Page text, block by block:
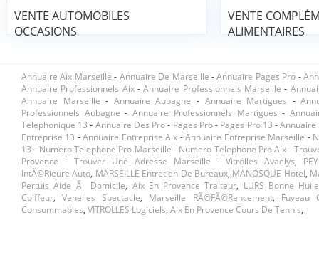
VENTE AUTOMOBILES
OCCASIONS
VENTE
ALIMENTAIRES
Annuaire Aix Marseille - Annuaire De Marseille -Annuaire Pages Pro -
Annuaire Professionnels Aix -Annuaire Professionnels Marseille -
Annuaire Marseille - Annuaire Aubagne - Annuaire Martigues -
Professionnels Aubagne -Annuaire Professionnels Martigues -
Telephonique 13 - Annuaire Des Pro- Pages Pro- Pages Pro 13 -Annuaire
Entreprise 13 -Annuaire Entreprise Aix -Annuaire Entreprise Marseille -
13 - Numero Telephone Pro Marseille - Numero Telephone Pro Aix-
Provence - Trouver Une Adresse Marseille -Vitrolles Avaelys,
IntÃ©rieure Auto, MARSEILLE Entretien De Bureaux, MANOSQUE Hotel,
Pertuis Aide Ã Domicile, Aix En Provence Traiteur, LURS Bonne
Coiffeur,Venelles Spectacle, Marseille RÃ©fÃ©rencement, Fuveau
Consommables, VITROLLES Logiciels, Aix En Provence Cours De Tennis,